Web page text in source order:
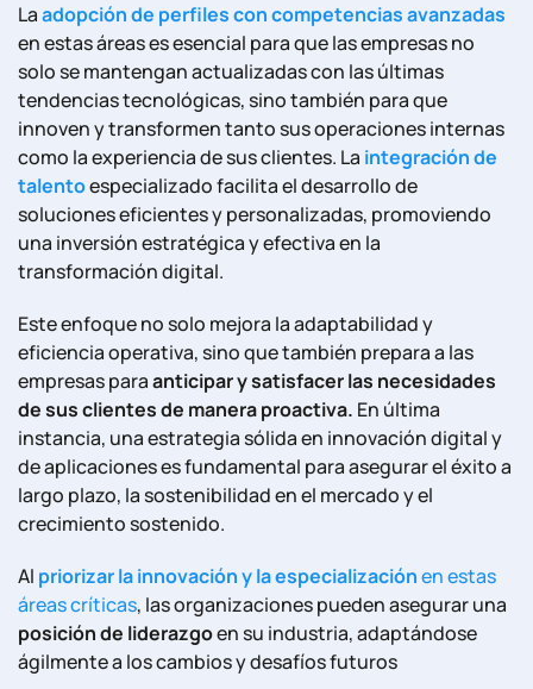
Laadopción de perfiles con competencias avanzadas
en estas áreas es esencial para que las empresas no
solo se mantengan actualizadas con las últimas
tendencias tecnológicas, sino también para que
innoven y transformen tanto sus operaciones internas
como la experiencia de sus clientes. La integración de
talentoespecializado facilita el desarrollo de
soluciones eficientes y personalizadas, promoviendo
una inversión estratégica y efectiva en la
transformación digital.
Este enfoque no solo mejora la adaptabilidad y
eficiencia operativa, sino que también prepara a las
empresas paraanticipar y satisfacer las necesidades
de sus clientes de manera proactiva. En última
instancia, una estrategia sólida en innovación digital y
de aplicaciones es fundamental para asegurar el éxito a
largo plazo, la sostenibilidad en el mercado y el
crecimiento sostenido.
Al priorizar la innovación y la especializaciónen estas
áreas críticas, las organizaciones pueden asegurar una
posición de liderazgoen su industria, adaptándose
ágilmente a los cambios y desafíos futuros